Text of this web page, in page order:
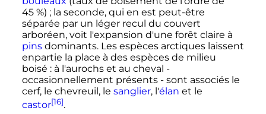
45 %) ; la seconde, qui en est peut-être
séparée par un léger recul du couvert
arboréen, voit l'expansion d'une forêt claire à
pinsdominants. Les espèces arctiques laissent
enpartie la place à des espèces de milieu
boisé : à l'aurochs et au cheval -
occasionnellement présents - sont associés le
cerf, le chevreuil, le sanglier, l'élan et le
castor[16].